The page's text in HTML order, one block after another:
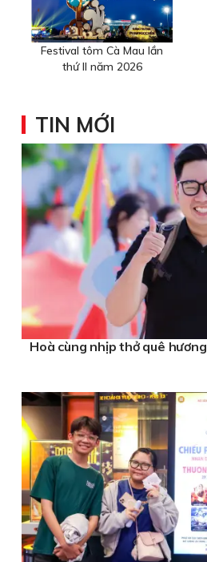
Festival tôm Cà Mau lần
thứ II năm 2026
TIN MỚI
Hoà cùng nhịp thở quê hương